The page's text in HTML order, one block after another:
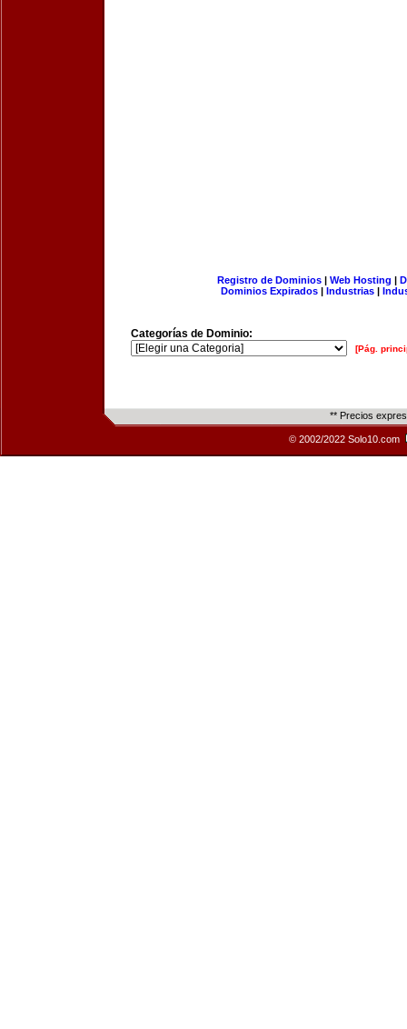
Registro de Dominios| Web Hosting |
Dominios Expirados | Industrias |
Categorías de Dominio:
[Pág.
** Precios
© 2002/2022 Solo10.com